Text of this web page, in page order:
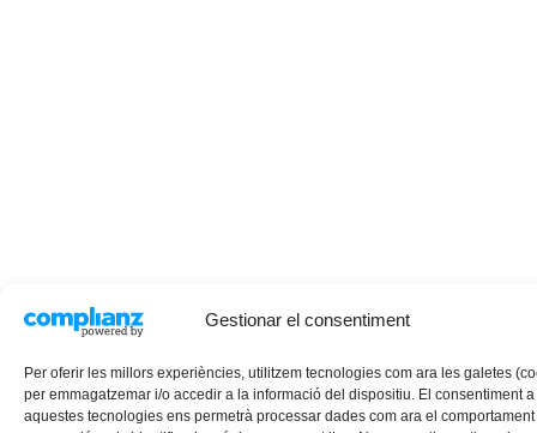
Gestionar el consentiment
Per oferir les millors experiències, utilitzem tecnologies com ara les galetes
per emmagatzemar i/o accedir a la informació del dispositiu. El consentiment a
aquestes tecnologies ens permetrà processar dades com ara el